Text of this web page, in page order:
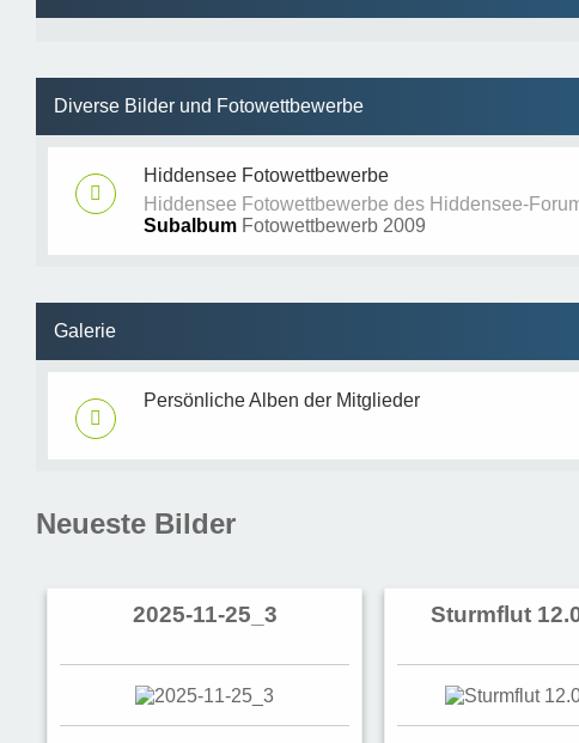
Diverse Bilder und Fotowettbewerbe
Hiddensee Fotowettbewerbe
Hiddensee Fotowettbewerbe des Hiddensee-
Subalbum Fotowettbewerb 2009
Galerie
Persönliche Alben der Mitglieder
Neueste Bilder
2025-11-25_3 Sturmflut